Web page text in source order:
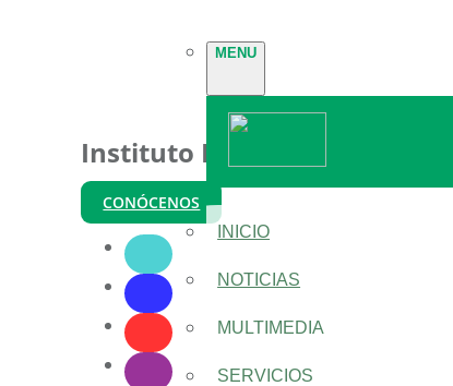
MENU
INICIO
NOTICIAS
MULTIMEDIA
SERVICIOS
Instituto Nacional de Parques
CONÓCENOS